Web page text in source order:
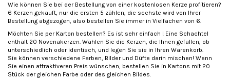
Wie können Sie bei der Bestellung von einer kostenlosen Kerze profitieren?
6 Kerzen gekauft, nur die ersten 5 zählen, die sechste wird von Ihrer
Bestellung abgezogen, also bestellen Sie immer in Vielfachen von 6.
Möchten Sie per Karton bestellen? Es ist sehr einfach ! Eine Schachtel
enthält 20 Novenakerzen. Wählen Sie die Kerzen, die Ihnen gefallen, ob
unterschiedlich oder identisch, und legen Sie sie in Ihren Warenkorb.
Sie können verschiedene Farben, Bilder und Düfte darin mischen! Wenn
Sie einen attraktiveren Preis wünschen, bestellen Sie in Kartons mit 20
Stück der gleichen Farbe oder des gleichen Bildes.